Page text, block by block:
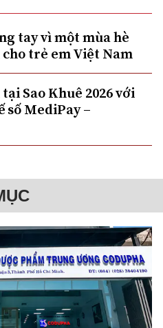
tay vì một mùa hè
trẻ em Việt Nam
Sao Khuê 2026 với
số MediPay –